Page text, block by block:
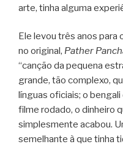
arte, tinha alguma
Ele levou três anos para
no original, Pather
“canção da pequena
grande, tão complexo,
línguas oficiais; o
filme rodado, o dinheiro
simplesmente acabou.
semelhante à que tinha